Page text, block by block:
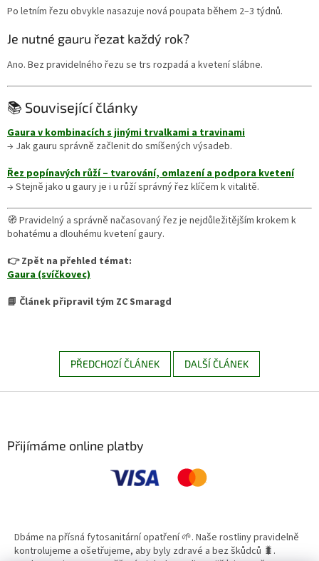
Po letním řezu obvykle nasazuje nová poupata během 2–3 týdnů.
Je nutné gauru řezat každý rok?
Ano. Bez pravidelného řezu se trs rozpadá a kvetení slábne.
📚 Související články
Gaura v kombinacích s jinými trvalkami a travinami
→ Jak gauru správně začlenit do smíšených výsadeb.
Řez popínavých růží – tvarování, omlazení a podpora kvetení
→ Stejně jako u gaury je i u růží správný řez klíčem k vitalitě.
🧭 Pravidelný a správně načasovaný řez je nejdůležitějším krokem k
bohatému a dlouhému kvetení gaury.
👉 Zpět na přehled témat:
Gaura (svíčkovec)
📘 Článek připravil tým ZC Smaragd
PŘEDCHOZÍ ČLÁNEK DALŠÍ ČLÁNEK
Přijímáme online platby
Dbáme na přísná fytosanitární opatření 🌱. Naše rostliny pravidelně
kontrolujeme a ošetřujeme, aby byly zdravé a bez škůdců 🐛.